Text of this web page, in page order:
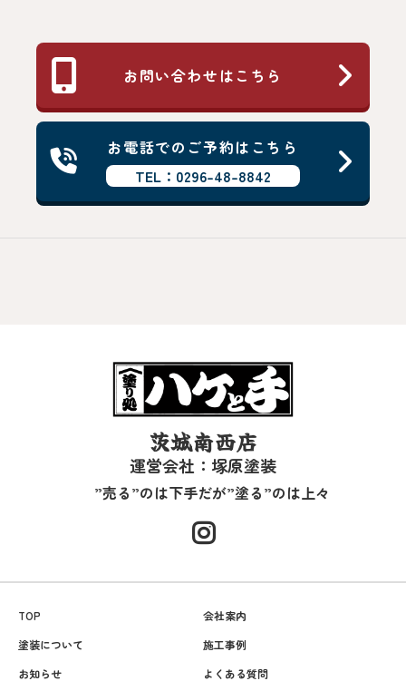
お問い合わせはこちら
お電話でのご予約はこちら
TEL：0296-48-8842
茨城南西店
運営会社：塚原塗装
”売る”のは下手だが”塗る”のは上々
TOP
会社案内
塗装について
施工事例
お知らせ
よくある質問